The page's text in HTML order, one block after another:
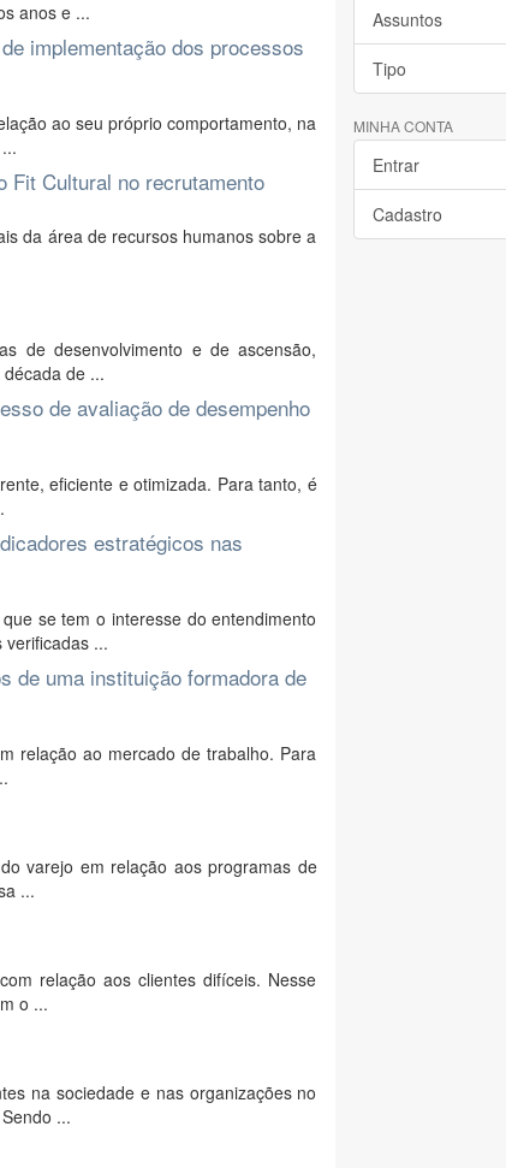
anos e ...
implementação dos processos
ao seu próprio comportamento, na
Fit Cultural no recrutamento
da área de recursos humanos sobre a
de desenvolvimento e de ascensão,
de ...
de avaliação de desempenho
eficiente e otimizada. Para tanto, é
estratégicos nas
se tem o interesse do entendimento
...
de uma instituição formadora de
relação ao mercado de trabalho. Para
varejo em relação aos programas de
...
relação aos clientes difíceis. Nesse
o ...
na sociedade e nas organizações no
...
Assuntos
Tipo
MINHA CONTA
Entrar
Cadastro